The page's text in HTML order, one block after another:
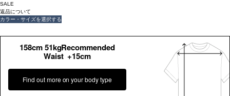
SALE
返品について
カラー・サイズを選択する
158cm 51kgRecommended
Waist +15cm
Find out more on your body type